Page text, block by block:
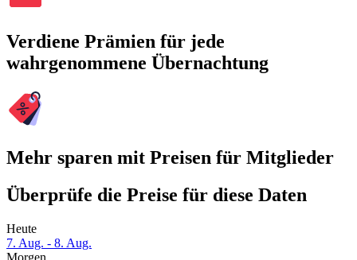
Verdiene Prämien für jede
wahrgenommene Übernachtung
Mehr sparen mit Preisen für Mitglieder
Überprüfe die Preise für diese Daten
Heute
7. Aug. - 8. Aug.